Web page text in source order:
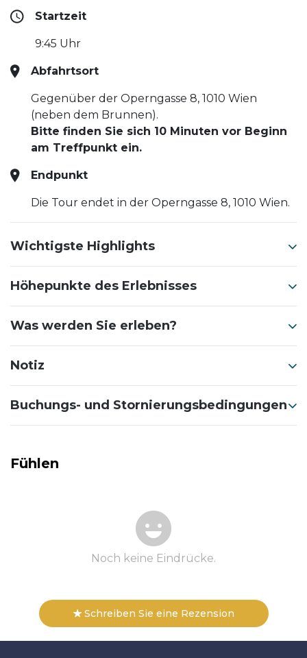
Startzeit
9:45 Uhr
Abfahrtsort
Gegenüber der Operngasse 8, 1010 Wien
(neben dem Brunnen).
Bitte finden Sie sich 10 Minuten vor Beginn
am Treffpunkt ein.
Endpunkt
Die Tour endet in der Operngasse 8, 1010 Wien.
Wichtigste Highlights
Höhepunkte des Erlebnisses
Was werden Sie erleben?
Notiz
Buchungs- und Stornierungsbedingungen
Fühlen
Noch keine Eindrücke.
Schreiben Sie eine Rezension